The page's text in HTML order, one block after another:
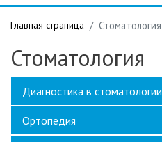
Главная страница Стоматология
Стоматология
Диагностика в стоматологии
Ортопедия